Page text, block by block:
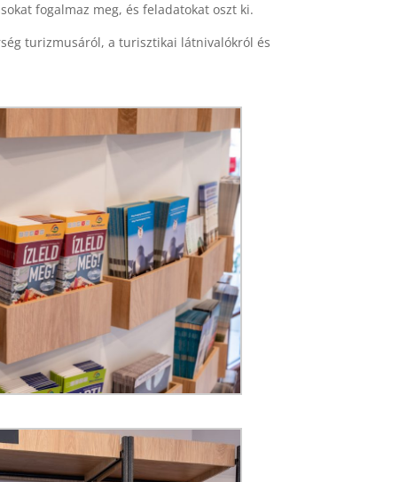
fogalmaz meg, és feladatokat oszt ki.
turizmusáról, a turisztikai látnivalókról és